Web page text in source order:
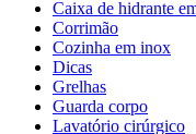
Caixa de hidrante
Corrimão
Cozinha em inox
Dicas
Grelhas
Guarda corpo
Lavatório cirúrgico